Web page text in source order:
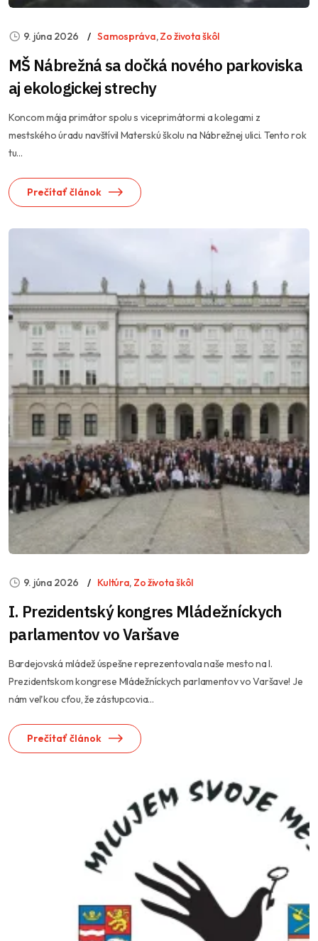
9. júna 2026 Samospráva,Zo života škôl
MŠ Nábrežná sa dočká nového parkoviska
aj ekologickej strechy
Koncom mája primátor spolu s viceprimátormi a kolegami z
mestského úradu navštívil Materskú školu na Nábrežnej ulici. Tento rok
tu...
Prečítať článok
9. júna 2026 Kultúra, Zo života škôl
I. Prezidentský kongres Mládežníckych
parlamentov vo Varšave
Bardejovská mládež úspešne reprezentovala naše mesto na I.
Prezidentskom kongrese Mládežníckych parlamentov vo Varšave! Je
nám veľkou cťou, že zástupcovia...
Prečítať článok